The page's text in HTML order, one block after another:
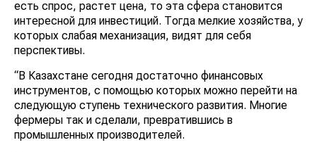
есть спрос, растет цена, то эта сфера становится
интересной для инвестиций. Тогда мелкие хозяйства, у
которых слабая механизация, видят для себя
перспективы.
“В Казахстане сегодня достаточно финансовых
инструментов, с помощью которых можно перейти на
следующую ступень технического развития. Многие
фермеры так и сделали, превратившись в
промышленных производителей.